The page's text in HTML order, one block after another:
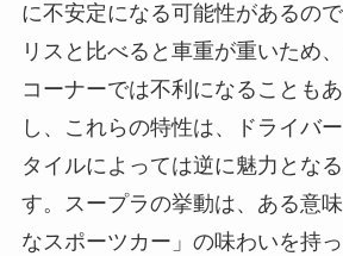
に不安定になる可能性があるの
リスと比べると車重が重いため
コーナーでは不利になることも
し、これらの特性は、ドライバ
タイルによっては逆に魅力とな
す。スープラの挙動は、ある意
なスポーツカー」の味わいを持